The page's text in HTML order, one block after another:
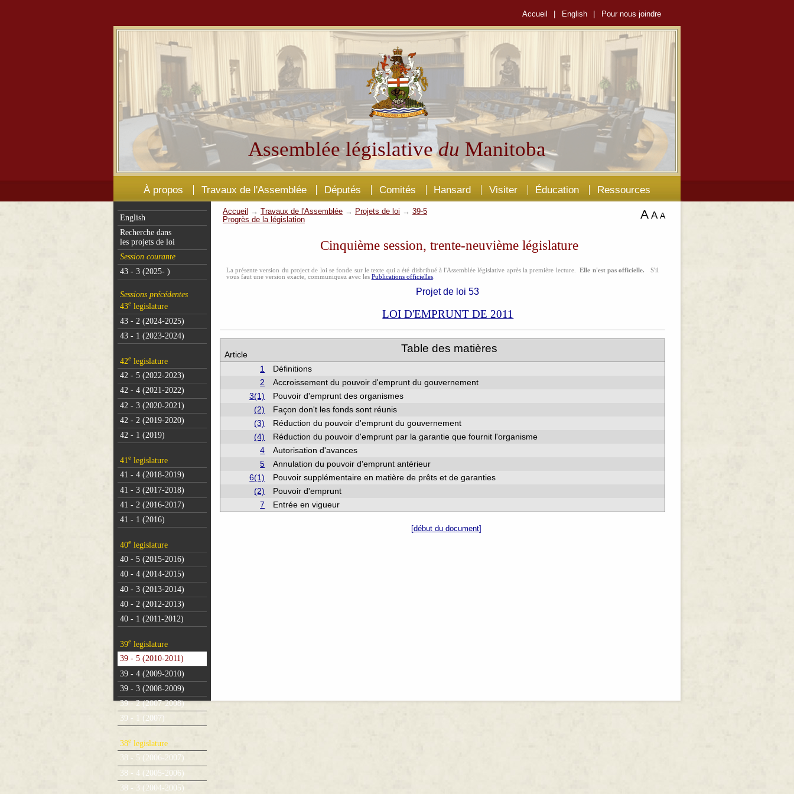
Accueil English Pour nous joindre
Assemblée législativedu Manitoba
À propos Travaux de l'Assemblée Députés Comités Hansard Visiter Éducation Ressources
English
Recherche dans
les projets de loi
Session courante
43 - 3 (2025- )
Sessions précédentes
43elegislature
43 - 2 (2024-2025)
43 - 1 (2023-2024)
42elegislature
42 - 5 (2022-2023)
42 - 4 (2021-2022)
42 - 3 (2020-2021)
42 - 2 (2019-2020)
42 - 1 (2019)
41elegislature
41 - 4 (2018-2019)
41 - 3 (2017-2018)
41 - 2 (2016-2017)
41 - 1 (2016)
40elegislature
40 - 5 (2015-2016)
40 - 4 (2014-2015)
40 - 3 (2013-2014)
40 - 2 (2012-2013)
40 - 1 (2011-2012)
39elegislature
39 - 5 (2010-2011)
39 - 4 (2009-2010)
39 - 3 (2008-2009)
39 - 2 (2007-2008)
39 - 1 (2007)
38elegislature
38 - 5 (2006-2007)
38 - 4 (2005-2006)
38 - 3 (2004-2005)
Accueil → Travaux de l'Assemblée → Projets de loi → 39-5
Progrès de la législation
A A A
Cinquième session, trente-neuvième législature
La présente version du project de loi se fonde sur le texte qui a été disbribué à l'Assemblée législative après la première lecture.Elle n'est pas officielle.
S'il
vous faut une version exacte, communiquez avec les Publications officielles.
Projet de loi 53
LOI D'EMPRUNT DE 2011
Article
Table des matières
1
Définitions
2
Accroissement du pouvoir d'emprunt du gouvernement
3(1)
Pouvoir d'emprunt des organismes
(2)
Façon don't les fonds sont réunis
(3)
Réduction du pouvoir d'emprunt du gouvernement
(4)
Réduction du pouvoir d'emprunt par la garantie que fournit l'organisme
4
Autorisation d'avances
5
Annulation du pouvoir d'emprunt antérieur
6(1)
Pouvoir supplémentaire en matière de prêts et de garanties
(2)
Pouvoir d'emprunt
7
Entrée en vigueur
[début du document]